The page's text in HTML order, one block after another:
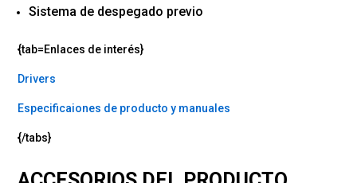
Sistema de despegado previo
{tab=Enlaces de interés}
Drivers
Especificaiones de producto y manuales
{/tabs}